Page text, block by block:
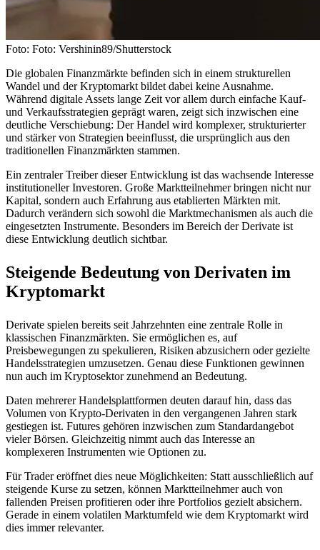
Foto: Foto: Vershinin89/Shutterstock
Die globalen Finanzmärkte befinden sich in einem strukturellen
Wandel und der Kryptomarkt bildet dabei keine Ausnahme.
Während digitale Assets lange Zeit vor allem durch einfache Kauf-
und Verkaufsstrategien geprägt waren, zeigt sich inzwischen eine
deutliche Verschiebung: Der Handel wird komplexer, strukturierter
und stärker von Strategien beeinflusst, die ursprünglich aus den
traditionellen Finanzmärkten stammen.
Ein zentraler Treiber dieser Entwicklung ist das wachsende Interesse
institutioneller Investoren. Große Marktteilnehmer bringen nicht nur
Kapital, sondern auch Erfahrung aus etablierten Märkten mit.
Dadurch verändern sich sowohl die Marktmechanismen als auch die
eingesetzten Instrumente. Besonders im Bereich der Derivate ist
diese Entwicklung deutlich sichtbar.
Steigende Bedeutung von Derivaten im
Kryptomarkt
Derivate spielen bereits seit Jahrzehnten eine zentrale Rolle in
klassischen Finanzmärkten. Sie ermöglichen es, auf
Preisbewegungen zu spekulieren, Risiken abzusichern oder gezielte
Handelsstrategien umzusetzen. Genau diese Funktionen gewinnen
nun auch im Kryptosektor zunehmend an Bedeutung.
Daten mehrerer Handelsplattformen deuten darauf hin, dass das
Volumen von Krypto-Derivaten in den vergangenen Jahren stark
gestiegen ist. Futures gehören inzwischen zum Standardangebot
vieler Börsen. Gleichzeitig nimmt auch das Interesse an
komplexeren Instrumenten wie Optionen zu.
Für Trader eröffnet dies neue Möglichkeiten: Statt ausschließlich auf
steigende Kurse zu setzen, können Marktteilnehmer auch von
fallenden Preisen profitieren oder ihre Portfolios gezielt absichern.
Gerade in einem volatilen Marktumfeld wie dem Kryptomarkt wird
dies immer relevanter.